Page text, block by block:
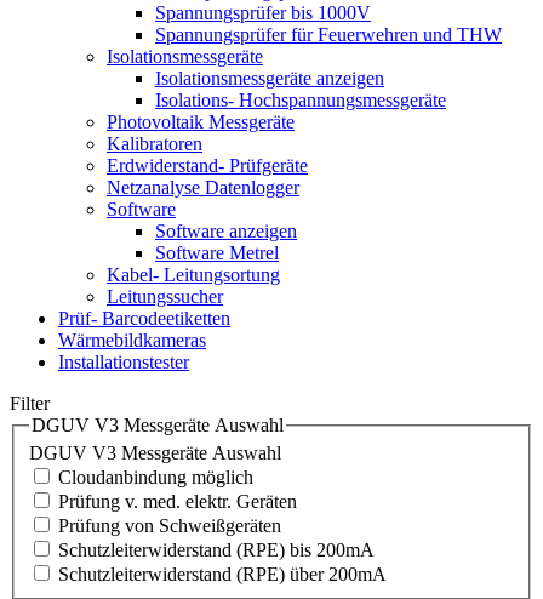
Spannungsprüfer bis 1000V
Spannungsprüfer für Feuerwehren und THW
Isolationsmessgeräte
Isolationsmessgeräte anzeigen
Isolations- Hochspannungsmessgeräte
Photovoltaik Messgeräte
Kalibratoren
Erdwiderstand- Prüfgeräte
Netzanalyse Datenlogger
Software
Software anzeigen
Software Metrel
Kabel- Leitungsortung
Leitungssucher
Prüf- Barcodeetiketten
Wärmebildkameras
Installationstester
Filter
DGUV V3 Messgeräte Auswahl
DGUV V3 Messgeräte Auswahl
Cloudanbindung möglich
Prüfung v. med. elektr. Geräten
Prüfung von Schweißgeräten
Schutzleiterwiderstand (RPE) bis 200mA
Schutzleiterwiderstand (RPE) über 200mA